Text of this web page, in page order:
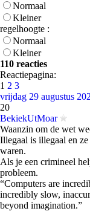
Normaal
Kleiner
regelhoogte :
Normaal
Kleiner
110 reacties
Reactiepagina:
1 2 3
vrijdag 29 augustus
20
BekiekUtMoar
Waanzin om de wet
Illegaal is illegaal en
waren.
Als je een crimineel
probleem.
“Computers are
incredibly slow,
beyond imagination.”